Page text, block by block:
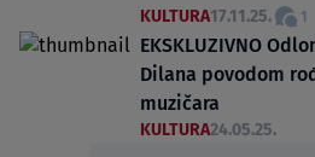
KULTURA17.11.25. 1
EKSKLUZIVNO
Dilana povodom
muzičara
KULTURA24.05.25.